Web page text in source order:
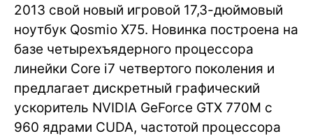
2013 свой новый игровой 17,3-дюймовый
ноутбук Qosmio X75. Новинка построена на
базе четырехъядерного процессора
линейки Core i7 четвертого поколения и
предлагает дискретный графический
ускоритель NVIDIA GeForce GTX 770M с
960 ядрами CUDA, частотой процессора